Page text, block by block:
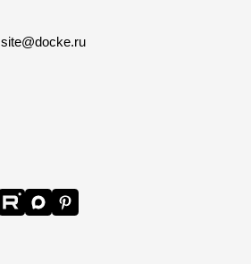
site@docke.ru